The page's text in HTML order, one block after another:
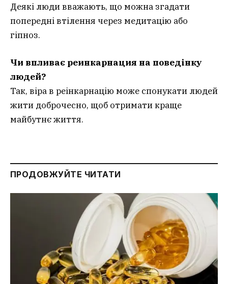
Деякі люди вважають, що можна згадати
попередні втілення через медитацію або
гіпноз.
Чи впливає реинкарнация на поведінку
людей?
Так, віра в реінкарнацію може спонукати людей
жити доброчесно, щоб отримати краще
майбутнє життя.
ПРОДОВЖУЙТЕ ЧИТАТИ